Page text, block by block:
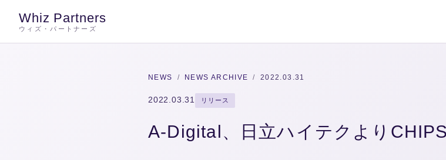
Whiz Partners
ウィズ・パートナーズ
NEWS / NEWS ARCHIVE / 2022.03.31
2022.03.31 リリース
A-Digital、日立ハイテクより